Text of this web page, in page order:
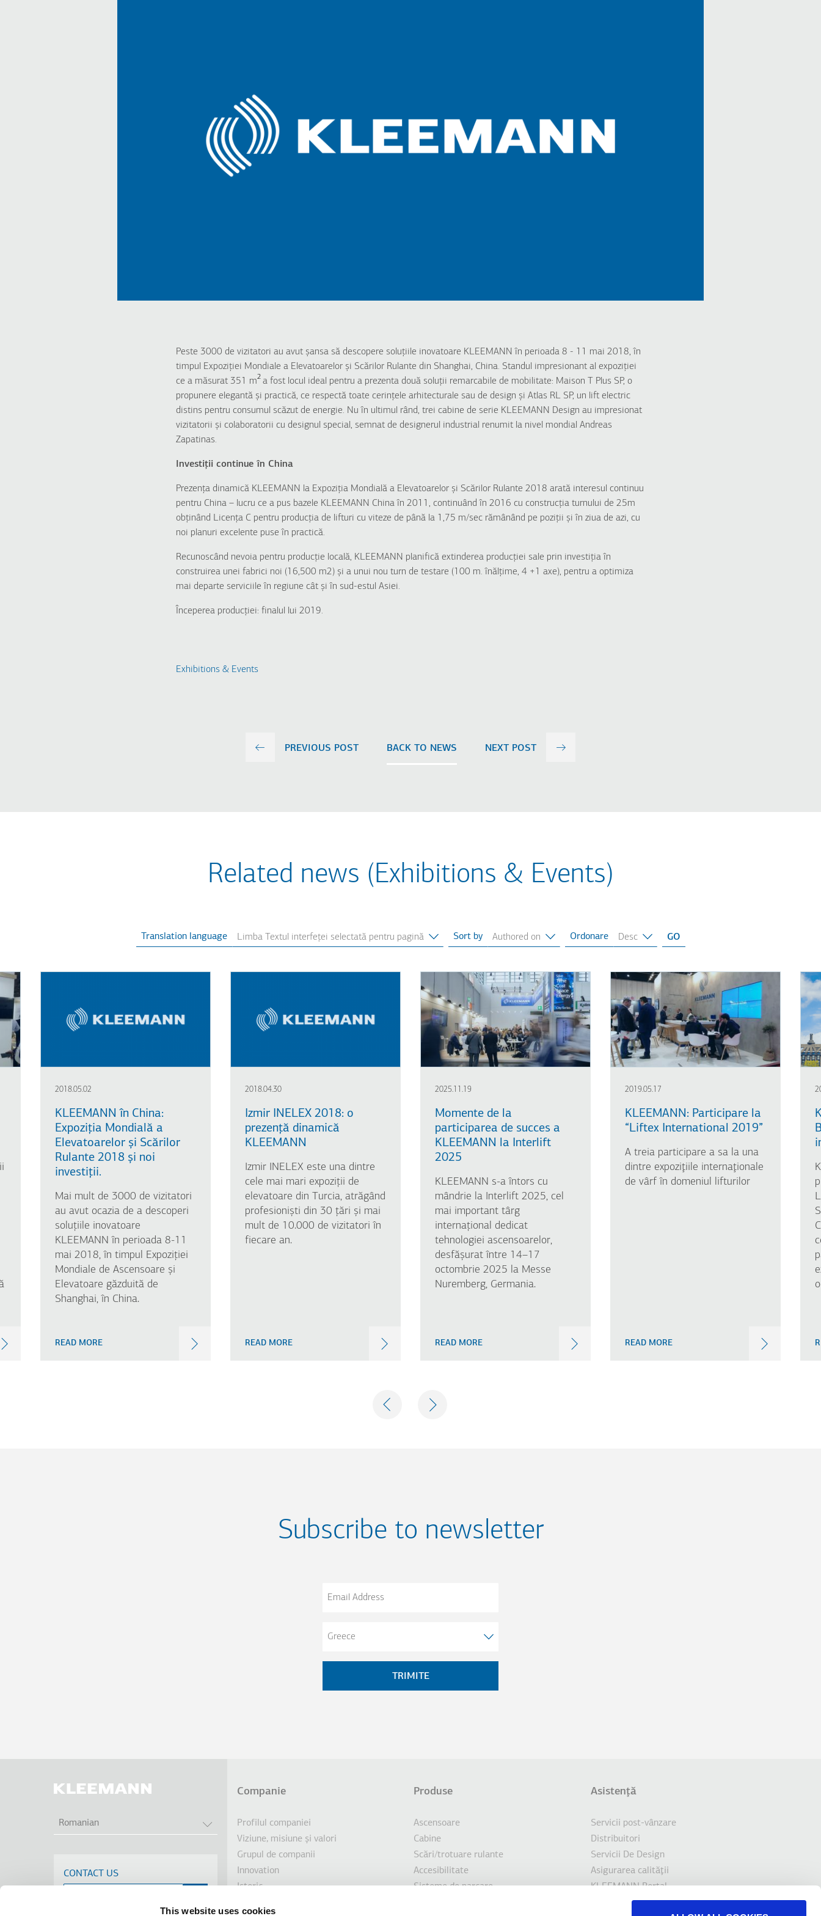
This website uses cookies
Peste 3000 de vizitatori au avut șansa să descopere soluțiile inovatoare KLEEMANN în perioada 8 - 11 mai 2018, în
timpul Expoziției Mondiale a Elevatoarelor și Scărilor Rulante din Shanghai, China. Standul impresionant al expoziției
ce a măsurat 351 m2 a fost locul ideal pentru a prezenta două soluții remarcabile de mobilitate: Maison T Plus SP, o
propunere elegantă și practică, ce respectă toate cerințele arhitecturale sau de design și Atlas RL SP, un lift electric
distins pentru consumul scăzut de energie. Nu în ultimul rând, trei cabine de serie KLEEMANN Design au impresionat
vizitatorii și colaboratorii cu designul special, semnat de designerul industrial renumit la nivel mondial Andreas
Zapatinas.
Investiții continue în China
Prezența dinamică KLEEMANN la Expoziția Mondială a Elevatoarelor și Scărilor Rulante 2018 arată interesul continuu
pentru China – lucru ce a pus bazele KLEEMANN China în 2011, continuând în 2016 cu construcția turnului de 25m
obținând Licența C pentru producția de lifturi cu viteze de până la 1,75 m/sec rămânând pe poziții și în ziua de azi, cu
noi planuri excelente puse în practică.
Recunoscând nevoia pentru producție locală, KLEEMANN planifică extinderea producției sale prin investiția în
construirea unei fabrici noi (16,500 m2) și a unui nou turn de testare (100 m. înălțime, 4 +1 axe), pentru a optimiza
mai departe serviciile în regiune cât și în sud-estul Asiei.
Începerea producției: finalul lui 2019.
Exhibitions & Events
PREVIOUS POST BACK TO NEWS NEXT POST
Related news (Exhibitions & Events)
Translation language Sort by Ordonare
2018.05.02
KLEEMANN în China:
Expoziția Mondială a
Elevatoarelor și Scărilor
Rulante 2018 și noi
investiții.
Mai mult de 3000 de vizitatori
au avut ocazia de a descoperi
soluțiile inovatoare
KLEEMANN în perioada 8-11
mai 2018, în timpul Expoziției
Mondiale de Ascensoare și
Elevatoare găzduită de
Shanghai, în China.
READ MORE
2018.04.30
Izmir INELEX 2018: o
prezență dinamică
KLEEMANN
Izmir INELEX este una dintre
cele mai mari expoziții de
elevatoare din Turcia, atrăgând
profesioniști din 30 țări și mai
mult de 10.000 de vizitatori în
fiecare an.
READ MORE
2025.11.19
Momente de la
participarea de succes a
KLEEMANN la Interlift
2025
KLEEMANN s-a întors cu
mândrie la Interlift 2025, cel
mai important târg
internațional dedicat
tehnologiei ascensoarelor,
desfășurat între 14–17
octombrie 2025 la Messe
Nuremberg, Germania.
READ MORE
2019.05.17
KLEEMANN: Participare la
“Liftex International 2019”
A treia participare a sa la una
dintre expoziţiile internaţionale
de vârf în domeniul lifturilor
READ MORE
Subscribe to newsletter
Email
Romanian
CONTACT US
Subsol
Companie
Profilul companiei
Viziune, misiune şi valori
Grupul de companii
Innovation
Istoric
Produse
Ascensoare
Cabine
Scări/trotuare rulante
Accesibilitate
Sisteme de parcare
Asistenţă
Servicii post-vânzare
Distribuitori
Servicii De Design
Asigurarea calităţii
KLEEMANN Portal
Tools & Downloads